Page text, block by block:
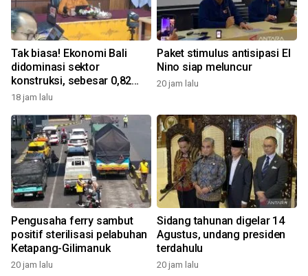
Tak biasa! Ekonomi Bali
didominasi sektor
konstruksi, sebesar 0,82
persen
18 jam lalu
Paket stimulus antisipasi El
Nino siap meluncur
20 jam lalu
Pengusaha ferry sambut
positif sterilisasi pelabuhan
Ketapang-Gilimanuk
20 jam lalu
Sidang tahunan digelar 14
Agustus, undang presiden
terdahulu
20 jam lalu